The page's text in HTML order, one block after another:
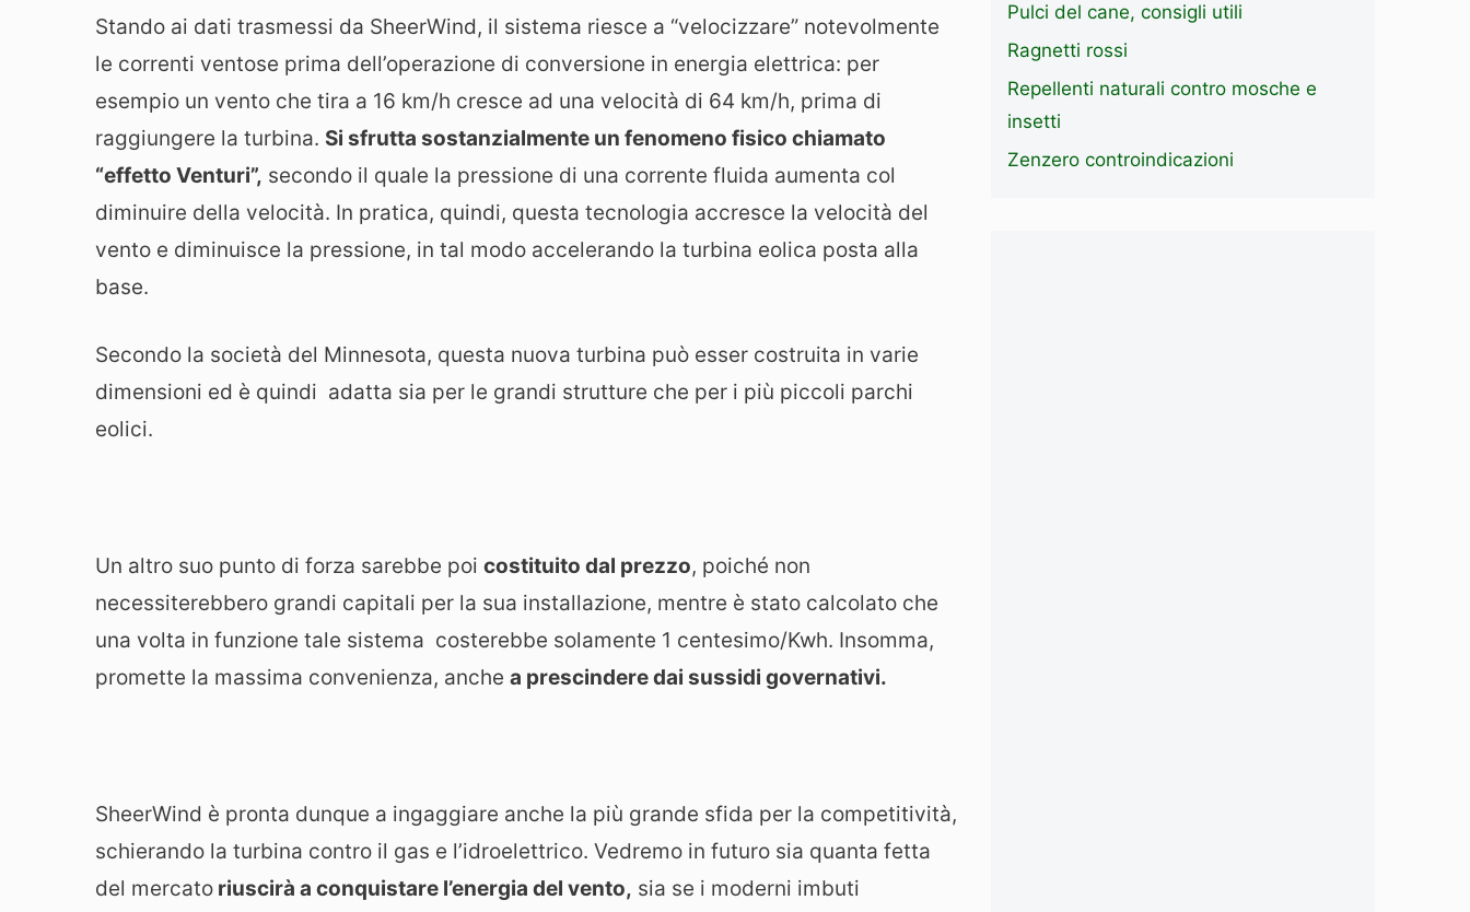
Stando ai dati trasmessi da SheerWind, il sistema riesce a “velocizzare” notevolmente
le correnti ventose prima dell’operazione di conversione in energia elettrica: per
esempio un vento che tira a 16 km/h cresce ad una velocità di 64 km/h, prima di
raggiungere la turbina. Si sfrutta sostanzialmente un fenomeno fisico chiamato
“effetto Venturi”, secondo il quale la pressione di una corrente fluida aumenta col
diminuire della velocità. In pratica, quindi, questa tecnologia accresce la velocità del
vento e diminuisce la pressione, in tal modo accelerando la turbina eolica posta alla
base.
Secondo la società del Minnesota, questa nuova turbina può esser costruita in varie
dimensioni ed è quindi adatta sia per le grandi strutture che per i più piccoli parchi
eolici.
Un altro suo punto di forza sarebbe poi costituito dal prezzo, poiché non
necessiterebbero grandi capitali per la sua installazione, mentre è stato calcolato che
una volta in funzione tale sistema costerebbe solamente 1 centesimo/Kwh. Insomma,
promette la massima convenienza, anche a prescindere dai sussidi governativi.
SheerWind è pronta dunque a ingaggiare anche la più grande sfida per la competitività,
schierando la turbina contro il gas e l’idroelettrico. Vedremo in futuro sia quanta fetta
del mercato riuscirà a conquistare l’energia del vento, sia se i moderni imbuti
Pulci del cane, consigli utili
Ragnetti rossi
Repellenti naturali contro mosche e
insetti
Zenzero controindicazioni